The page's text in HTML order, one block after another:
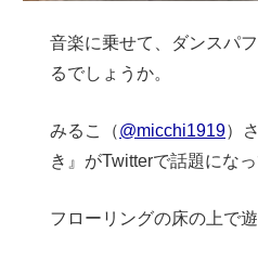
音楽に乗せて、ダンスパ
るでしょうか。
みるこ（@micchi1919）
き』がTwitterで話題になっ
フローリングの床の上で